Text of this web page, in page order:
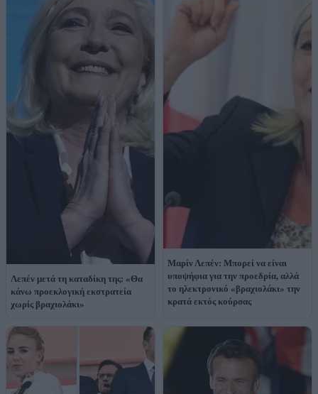
Λεπέν μετά τη καταδίκη της: «Θα
κάνω προεκλογική εκστρατεία
χωρίς βραχιολάκι»
Μαρίν Λεπέν: Μπορεί να είναι
υποψήφια για την προεδρία, αλλά
το ηλεκτρονικό «βραχιολάκι» την
κρατά εκτός κούρσας